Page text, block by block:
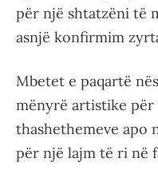
për një shtatzëni të
asnjë konfirmim
Mbetet e paqartë
mënyrë artistike
thashethemeve apo
për një lajm të ri në